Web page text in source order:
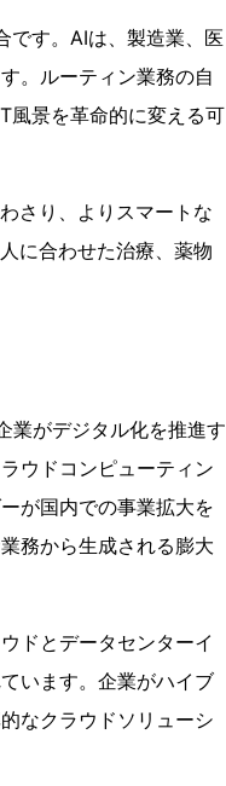
です。AIは、製造業、医
。ルーティン業務の自
風景を革命的に変える可
さり、よりスマートな
に合わせた治療、薬物
業がデジタル化を推進す
ウドコンピューティン
が国内での事業拡大を
務から生成される膨大
ドとデータセンターイ
います。企業がハイブ
なクラウドソリューシ